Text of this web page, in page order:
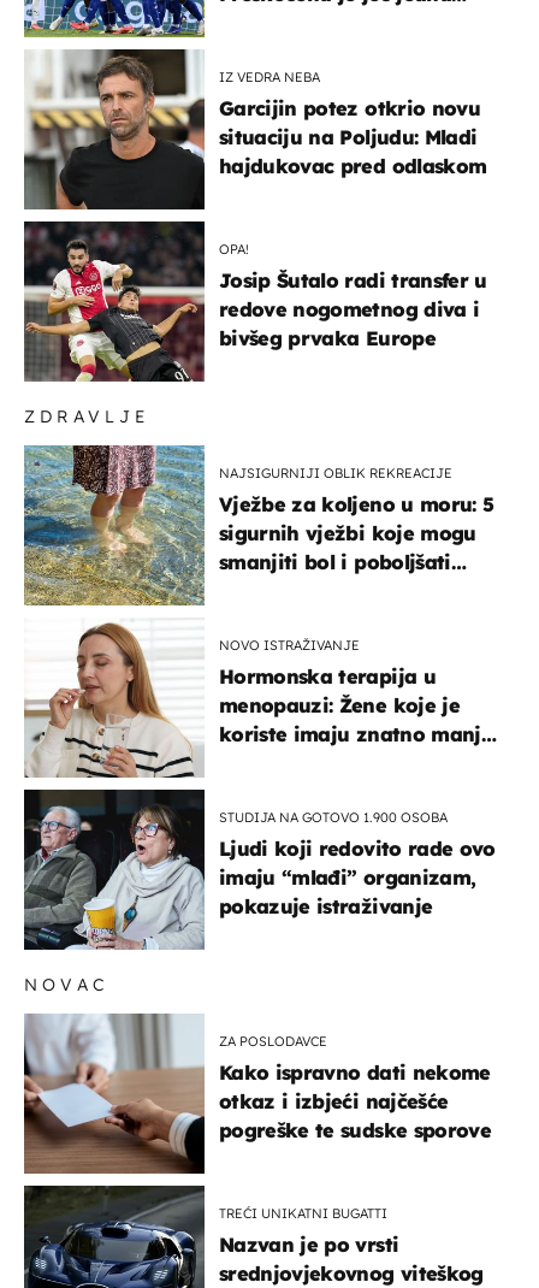
ZDRAVLJE
NAJSIGURNIJI OBLIK REKREACIJE
Vježbe za koljeno u moru: 5
sigurnih vježbi koje mogu
smanjiti bol i poboljšati
NOVO ISTRAŽIVANJE
Hormonska terapija u
menopauzi: Žene koje je
koriste imaju znatno manji
STUDIJA NA GOTOVO 1.900 OSOBA
Ljudi koji redovito rade ovo
imaju “mlađi” organizam,
pokazuje istraživanje
IZ VEDRA NEBA
Garcijin potez otkrio novu
situaciju na Poljudu: Mladi
hajdukovac pred odlaskom
OPA!
Josip Šutalo radi transfer u
redove nogometnog diva i
bivšeg prvaka Europe
NOVAC
ZA POSLODAVCE
Kako ispravno dati nekome
otkaz i izbjeći najčešće
pogreške te sudske sporove
TREĆI UNIKATNI BUGATTI
Nazvan je po vrsti
srednjovjekovnog viteškog